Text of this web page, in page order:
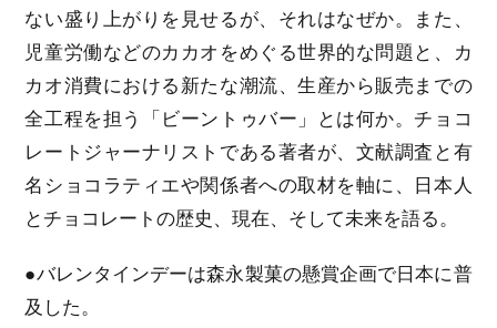
ない盛り上がりを見せるが、それはなぜか。また、
児童労働などのカカオをめぐる世界的な問題と、カ
カオ消費における新たな潮流、生産から販売までの
全工程を担う「ビーントゥバー」とは何か。チョコ
レートジャーナリストである著者が、文献調査と有
名ショコラティエや関係者への取材を軸に、日本人
とチョコレートの歴史、現在、そして未来を語る。
●バレンタインデーは森永製菓の懸賞企画で日本に普
及した。